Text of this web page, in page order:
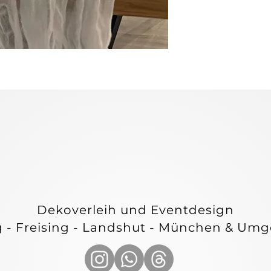
&
&
Dekoverleih und Eventdesign
- Freising - Landshut - München &